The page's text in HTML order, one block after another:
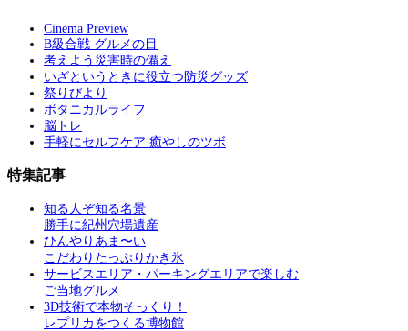
Cinema Preview
B級合戦 グルメの目
考えよう災害時の備え
いざというときに役立つ防災グッズ
祭りびより
ボタニカルライフ
脳トレ
手軽にセルフケア 癒やしのツボ
特集記事
知る人ぞ知る名景
勝手に紀州穴場遺産
ひんやりあま〜い
こだわりたっぷりかき氷
サービスエリア・パーキングエリアで楽しむ
ご当地グルメ
3D技術で本物そっくり！
レプリカをつくる博物館